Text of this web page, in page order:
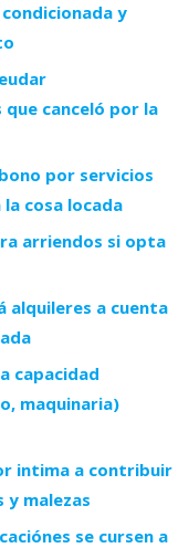
y
canceló por la
por servicios
cosa locada
arriendos si opta
a cuenta
capacidad
maquinaria)
intima a contribuir
malezas
se cursen a